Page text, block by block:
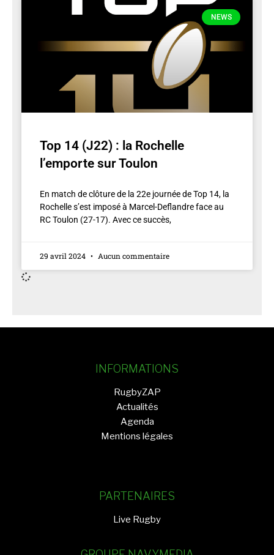
NEWS
Top 14 (J22) : la Rochelle
l’emporte sur Toulon
En match de clôture de la 22e journée de Top 14, la
Rochelle s’est imposé à Marcel-Deflandre face au
RC Toulon (27-17). Avec ce succès,
29 avril 2024 Aucun commentaire
INFORMATIONS
RugbyZAP
Actualités
Agenda
Mentions légales
PARTENAIRES
Live Rugby